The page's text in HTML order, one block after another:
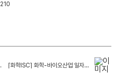
수 수요조사 [화학ISC] 화학-바이오산업 일자리 박람회 수요조사 안내